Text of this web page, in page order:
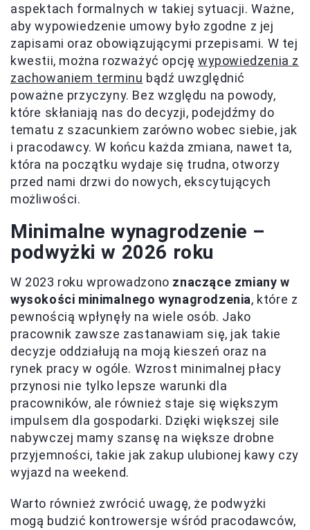
aspektach formalnych w takiej sytuacji. Ważne,
aby wypowiedzenie umowy było zgodne z jej
zapisami oraz obowiązującymi przepisami. W tej
kwestii, można rozważyć opcjęwypowiedzenia z
zachowaniem terminu bądź uwzględnić
poważne przyczyny. Bez względu na powody,
które skłaniają nas do decyzji, podejdźmy do
tematu z szacunkiem zarówno wobec siebie, jak
i pracodawcy. W końcu każda zmiana, nawet ta,
która na początku wydaje się trudna, otworzy
przed nami drzwi do nowych, ekscytujących
możliwości.
Minimalne wynagrodzenie –
podwyżki w 2026 roku
W 2023 roku wprowadzono znaczące zmiany w
wysokości minimalnego wynagrodzenia, które z
pewnością wpłynęły na wiele osób. Jako
pracownik zawsze zastanawiam się, jak takie
decyzje oddziałują na moją kieszeń oraz na
rynek pracy w ogóle. Wzrost minimalnej płacy
przynosi nie tylko lepsze warunki dla
pracowników, ale również staje się większym
impulsem dla gospodarki. Dzięki większej sile
nabywczej mamy szansę na większe drobne
przyjemności, takie jak zakup ulubionej kawy czy
wyjazd na weekend.
Warto również zwrócić uwagę, że podwyżki
mogą budzić kontrowersje wśród pracodawców,